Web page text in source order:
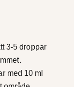
3-5 droppar
med 10 ml